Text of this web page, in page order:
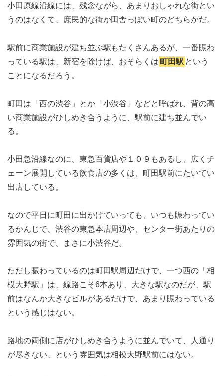
小田原線沿線には、残念ながら、あまりおしゃれな街とい
うのはなくて、庶民的な街か田舎っぽい町のどちらかだ。
駅前に商業施設が建ち並ぶ駅もたくさんあるが、一番賑わ
っている駅は、新宿を除けば、おそらくは 町田駅 という
ことになるだろう。
町田は「西の渋谷」とか「小渋谷」などと呼ばれ、背の高
い商業施設がひしめき合うように、駅前に建ち並んでい
る。
小田急沿線なのに、東急百貨店や１０９もあるし、広くチ
ェーン展開している飲食店の多くは、町田駅前にたいてい
出店している。
なので平日に町田に出かけていっても、いつも賑わってい
るかんじで、渋谷の東急本店周辺や、センター街あたりの
雰囲気の街で、まさに小渋谷だ。
ただし賑わっているのは町田駅周辺だけで、一つ西の「相
模大野駅」は、線路こそ6本あり、大きな駅なのだが、駅
前はなんか大きなビルがあるだけで、あまり賑わっている
という感じはない。
路地の両側に店がひしめき合うように並んでいて、人通り
が尽きない、という雰囲気は相模大野駅前にはない。